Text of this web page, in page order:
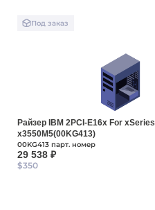
Под заказ
Райзер IBM 2PCI-E16x For xSeries
x3550M5(00KG413)
00KG413 парт. номер
29 538 ₽
$350